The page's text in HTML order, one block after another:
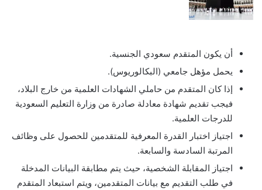
أن يكون المتقدم سعودي الجنسية.
يحمل مؤهل جامعي (البكالوريوس).
إذا كان المتقدم من حاملي الشهادات العلمية من خارج البلاد،
فيجب تقديم شهادة معادلة صادرة من وزارة التعليم السعودية
للدرجات العلمية.
اجتياز اختبار القدرة المعرفية للمتقدمين للحصول على وظائف
المرتبة السادسة والسابعة.
اجتياز المقابلة الشخصية، حيث يتم مطابقة البيانات المدخلة
في طلب التقديم مع بيانات المتقدمين، ويتم استبعاد المتقدم